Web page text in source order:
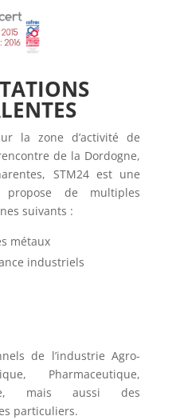
la zone d’activité de
de la Dordogne,
STM24 est une
propose de multiples
suivants :
métaux
industriels
de l’industrie Agro-
Pharmaceutique,
mais aussi des
particuliers.